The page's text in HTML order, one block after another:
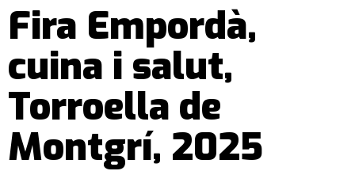
Fira Empordà,
cuina i salut,
Torroella de
Montgrí, 2025